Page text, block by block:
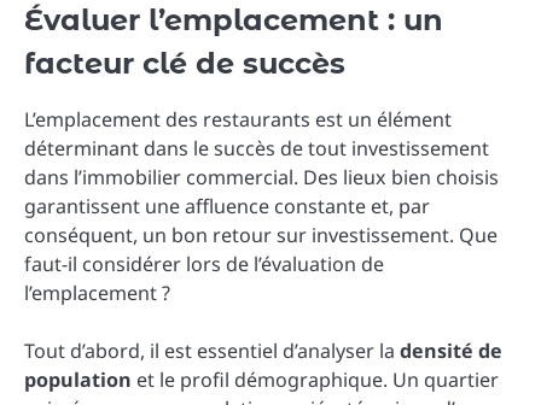
Évaluer l’emplacement : un
facteur clé de succès
L’emplacement des restaurants est un élément
déterminant dans le succès de tout investissement
dans l’immobilier commercial. Des lieux bien choisis
garantissent une affluence constante et, par
conséquent, un bon retour sur investissement. Que
faut-il considérer lors de l’évaluation de
l’emplacement ?
Tout d’abord, il est essentiel d’analyser la densité de
population et le profil démographique. Un quartier